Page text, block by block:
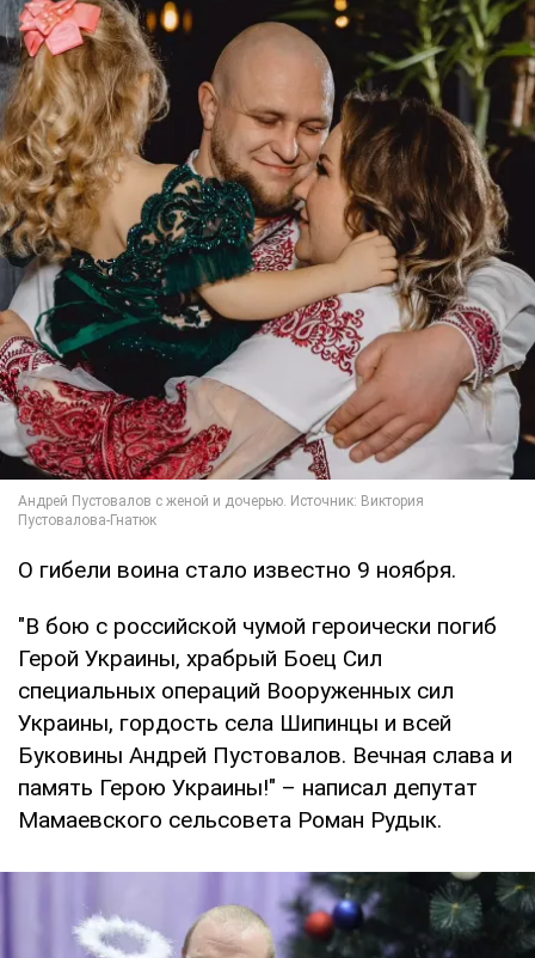
О гибели воина стало известно 9 ноября.
"В бою с российской чумой героически погиб
Герой Украины, храбрый Боец Сил
специальных операций Вооруженных сил
Украины, гордость села Шипинцы и всей
Буковины Андрей Пустовалов. Вечная слава и
память Герою Украины!" – написал депутат
Мамаевского сельсовета Роман Рудык.